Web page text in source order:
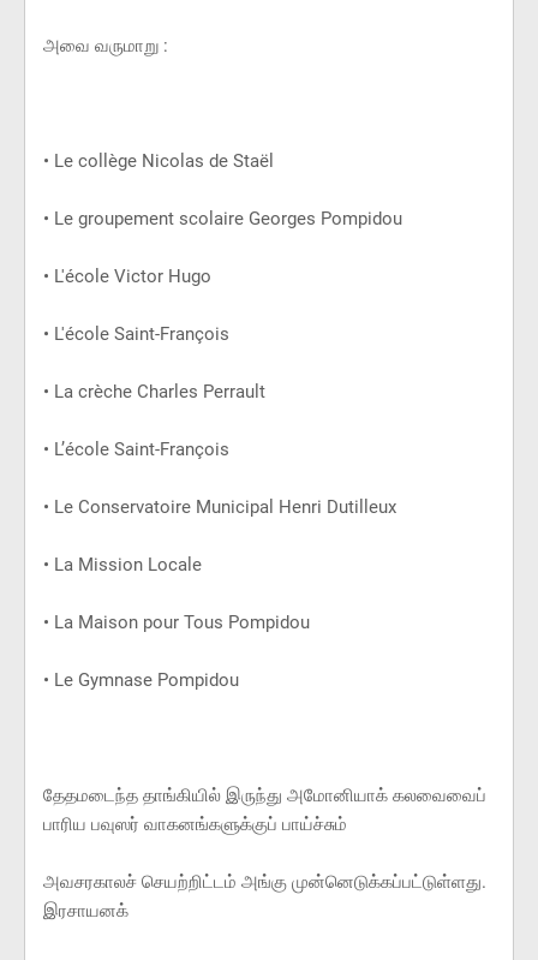
அவை வருமாறு :
• Le collège Nicolas de Staël
• Le groupement scolaire Georges Pompidou
• L'école Victor Hugo
• L'école Saint-François
• La crèche Charles Perrault
• L’école Saint-François
• Le Conservatoire Municipal Henri Dutilleux
• La Mission Locale
• La Maison pour Tous Pompidou
• Le Gymnase Pompidou
தேதமடைந்த தாங்கியில் இருந்து அமோனியாக் கலவைவைப்
பாரிய பவுஸர் வாகனங்களுக்குப் பாய்ச்சும்
அவசரகாலச் செயற்றிட்டம் அங்கு முன்னெடுக்கப்பட்டுள்ளது.
இரசாயனக்